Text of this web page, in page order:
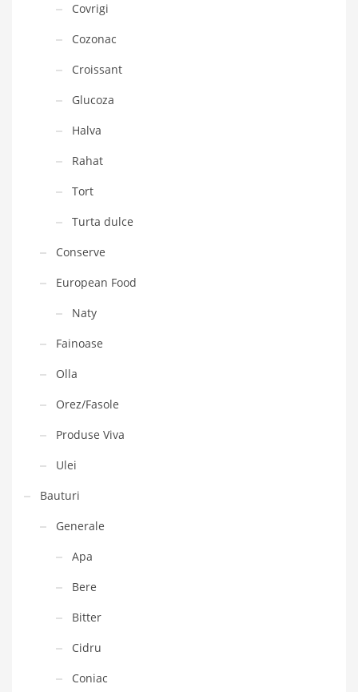
Covrigi
Cozonac
Croissant
Glucoza
Halva
Rahat
Tort
Turta dulce
Conserve
European Food
Naty
Fainoase
Olla
Orez/Fasole
Produse Viva
Ulei
Bauturi
Generale
Apa
Bere
Bitter
Cidru
Coniac